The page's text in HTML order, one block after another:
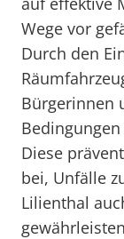
Wege vor
Durch den
Bürgerinnen
Diese
bei, Unfälle
Lilienthal